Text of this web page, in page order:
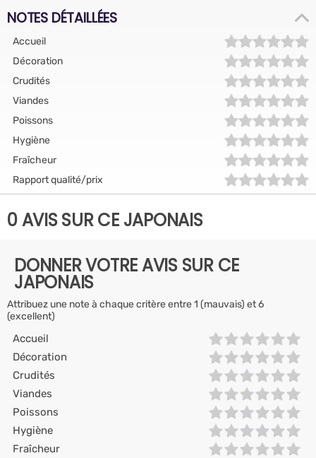
NOTES DÉTAILLÉES
Accueil
Décoration
Crudités
Viandes
Poissons
Hygiène
Fraîcheur
Rapport qualité/prix
0 AVIS SUR CE JAPONAIS
DONNER VOTRE AVIS SUR CE
JAPONAIS
Attribuez une note à chaque critère entre 1 (mauvais) et 6
(excellent)
Accueil
Décoration
Crudités
Viandes
Poissons
Hygiène
Fraîcheur